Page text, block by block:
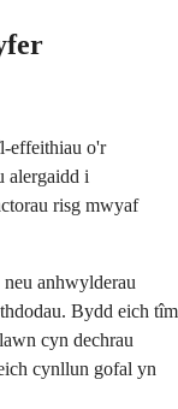
effeithiau o'r
alergaidd i
risg mwyaf
anhwylderau
Bydd eich tîm
cyn dechrau
cynllun gofal yn